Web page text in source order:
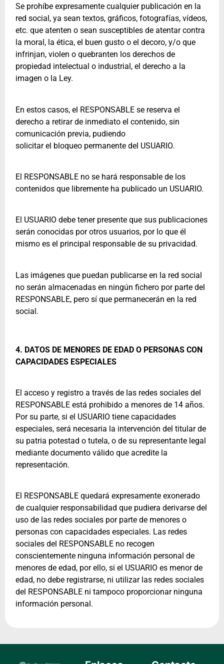
Se prohíbe expresamente cualquier publicación en la
red social, ya sean textos, gráficos, fotografías, vídeos,
etc. que atenten o sean susceptibles de atentar contra
la moral, la ética, el buen gusto o el decoro, y/o que
infrinjan, violen o quebranten los derechos de
propiedad intelectual o industrial, el derecho a la
imagen o la Ley.
En estos casos, el RESPONSABLE se reserva el
derecho a retirar de inmediato el contenido, sin
comunicación previa, pudiendo
solicitar el bloqueo permanente del USUARIO.
El RESPONSABLE no se hará responsable de los
contenidos que libremente ha publicado un USUARIO.
El USUARIO debe tener presente que sus publicaciones
serán conocidas por otros usuarios, por lo que él
mismo es el principal responsable de su privacidad.
Las imágenes que puedan publicarse en la red social
no serán almacenadas en ningún fichero por parte del
RESPONSABLE, pero sí que permanecerán en la red
social.
4. DATOS DE MENORES DE EDAD O PERSONAS CON
CAPACIDADES ESPECIALES
El acceso y registro a través de las redes sociales del
RESPONSABLE está prohibido a menores de 14 años.
Por su parte, si el USUARIO tiene capacidades
especiales, será necesaria la intervención del titular de
su patria potestad o tutela, o de su representante legal
mediante documento válido que acredite la
representación.
El RESPONSABLE quedará expresamente exonerado
de cualquier responsabilidad que pudiera derivarse del
uso de las redes sociales por parte de menores o
personas con capacidades especiales. Las redes
sociales del RESPONSABLE no recogen
conscientemente ninguna información personal de
menores de edad, por ello, si el USUARIO es menor de
edad, no debe registrarse, ni utilizar las redes sociales
del RESPONSABLE ni tampoco proporcionar ninguna
información personal.